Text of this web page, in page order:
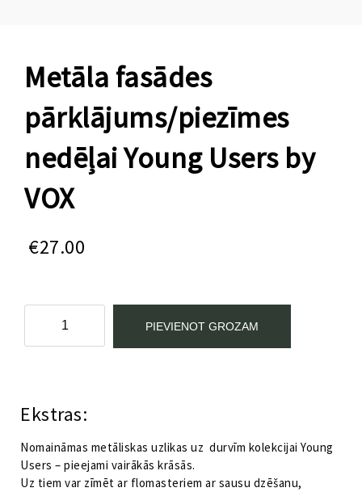
Metāla fasādes
pārklājums/piezīmes
nedēļai Young Users by
VOX
€27.00
fasādes
pārklājums/piezīmes
by
daudzums
PIEVIENOT GROZAM
Ekstras:
Nomaināmas metāliskas uzlikas uz durvīm kolekcijai Young
Users – pieejami vairākās krāsās.
Uz tiem var zīmēt ar flomasteriem ar sausu dzēšanu,